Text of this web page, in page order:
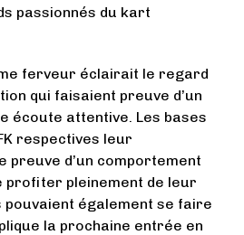
passionnés du kart
ferveur éclairait le regard
qui faisaient preuve d’un
écoute attentive. Les bases
respectives leur
preuve d’un comportement
profiter pleinement de leur
pouvaient également se faire
la prochaine entrée en